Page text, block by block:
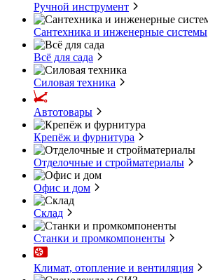
Ручной инструмент
Сантехника и инженерные системы
Всё для сада
Силовая техника
Автотовары
Крепёж и фурнитура
Отделочные и стройматериалы
Офис и дом
Склад
Станки и промкомпоненты
Климат, отопление и вентиляция